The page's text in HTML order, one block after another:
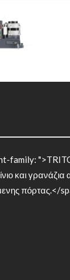
και
πόρτας.</